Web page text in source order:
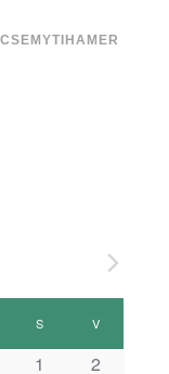
CSEMYTIHAMER
SSZOMBAT
VVASÁRNAP
1
2